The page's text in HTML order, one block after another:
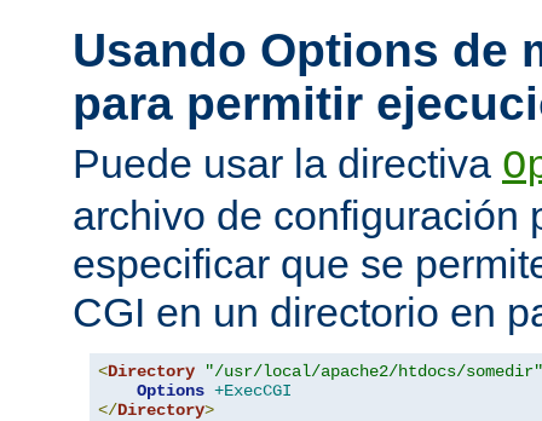
Usando Options de
para permitir
Puede usar la directiva
archivo de configuración
especificar que se
CGI en un directorio en
<Directory
"/usr/local/apache2/htdocs/somedir"
Options +ExecCGI
</Directory>